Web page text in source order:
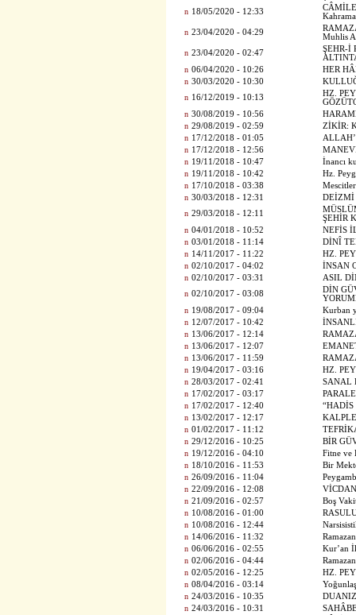
n 18/05/2020 - 12:33
n 23/04/2020 - 04:29
Muhlis
n 23/04/2020 - 02:47
ŞEHR-İ
n 06/04/2020 - 10:26
HER
n 30/03/2020 - 10:30
n 16/12/2019 - 10:13
HZ.
n 30/08/2019 - 10:56
n 29/08/2019 - 02:59
ZİKİR:
n 17/12/2018 - 01:05
n 17/12/2018 - 12:56
n 19/11/2018 - 10:47
İnancı
n 19/11/2018 - 10:42
Hz.
n 17/10/2018 - 03:38
n 30/03/2018 - 12:31
DEİZMİ
n 29/03/2018 - 12:11
ŞEHİR
n 04/01/2018 - 10:52
NEFİS
n 03/01/2018 - 11:14
DİNÎ
n 14/11/2017 - 11:22
HZ.
n 02/10/2017 - 04:02
İNSAN
n 02/10/2017 - 03:31
ASIL
n 02/10/2017 - 03:08
DİN
n 19/08/2017 - 09:04
Kurban
n 12/07/2017 - 10:42
n 13/06/2017 - 12:14
n 13/06/2017 - 12:07
n 13/06/2017 - 11:59
n 19/04/2017 - 03:16
HZ.
n 28/03/2017 - 02:41
SANAL
n 17/02/2017 - 03:17
n 17/02/2017 - 12:40
n 13/02/2017 - 12:17
n 01/02/2017 - 11:12
n 29/12/2016 - 10:25
BİR
n 19/12/2016 - 04:10
Fitne ve
n 18/10/2016 - 11:53
Bir
n 26/09/2016 - 11:04
n 22/09/2016 - 12:08
n 21/09/2016 - 02:57
Boş
n 10/08/2016 - 01:00
n 10/08/2016 - 12:44
n 14/06/2016 - 11:32
n 06/06/2016 - 02:55
Kur’an
n 02/06/2016 - 04:44
n 02/05/2016 - 12:25
HZ.
n 08/04/2016 - 03:14
n 24/03/2016 - 10:35
n 24/03/2016 - 10:31